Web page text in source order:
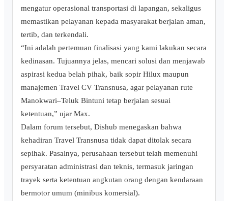
mengatur operasional transportasi di lapangan, sekaligus
memastikan pelayanan kepada masyarakat berjalan aman,
tertib, dan terkendali.
“Ini adalah pertemuan finalisasi yang kami lakukan secara
kedinasan. Tujuannya jelas, mencari solusi dan menjawab
aspirasi kedua belah pihak, baik sopir Hilux maupun
manajemen Travel CV Transnusa, agar pelayanan rute
Manokwari–Teluk Bintuni tetap berjalan sesuai
ketentuan,” ujar Max.
Dalam forum tersebut, Dishub menegaskan bahwa
kehadiran Travel Transnusa tidak dapat ditolak secara
sepihak. Pasalnya, perusahaan tersebut telah memenuhi
persyaratan administrasi dan teknis, termasuk jaringan
trayek serta ketentuan angkutan orang dengan kendaraan
bermotor umum (minibus komersial).